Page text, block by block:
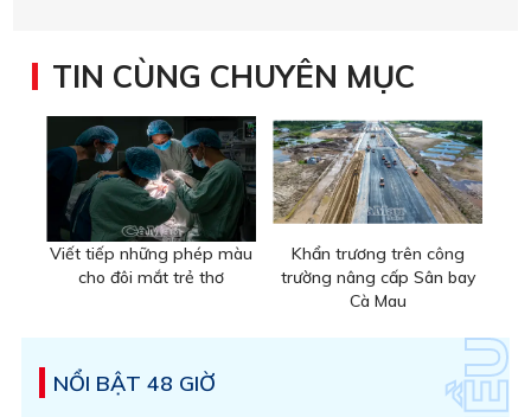
TIN CÙNG CHUYÊN MỤC
Viết tiếp những phép màu
cho đôi mắt trẻ thơ
Khẩn trương trên công
trường nâng cấp Sân bay
Cà Mau
NỔI BẬT 48 GIỜ